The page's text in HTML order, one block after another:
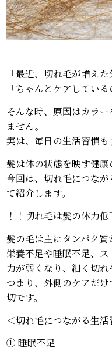
「最近、切れ毛が増えた
「ちゃんとケアしてい
そんな時、原因はカラ
ません。
実は、毎日の生活習慣も
髪は体の状態を映す健康
今回は、切れ毛につな
て紹介します。
！！切れ毛は髪の体力低
髪の毛は主にタンパク質
栄養不足や睡眠不足、
力が弱くなり、細く切れ
つまり、外側のケアだ
切です。
＜切れ毛につながる生活
① 睡眠不足